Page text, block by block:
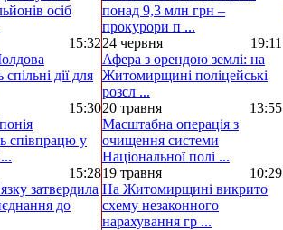
осіб
15:32
дії для
15:30
співпрацю у
15:28
затвердила
до
понад 9,3 млн грн –
прокурори п ...
24 червня
19:11
Афера з орендою землі: на
Житомирщині поліцейські
розсл ...
20 травня
13:55
Масштабна операція з
очищення системи
Національної полі ...
19 травня
10:29
На Житомирщині викрито
схему незаконного
нарахування гр ...